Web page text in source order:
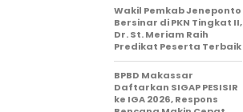
Wakil Pemkab Jeneponto
Bersinar di PKN Tingkat II,
Dr. St. Meriam Raih
Predikat Peserta Terbaik
BPBD Makassar
Daftarkan SIGAP PESISIR
ke IGA 2026, Respons